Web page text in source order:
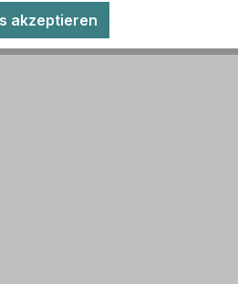
akzeptieren